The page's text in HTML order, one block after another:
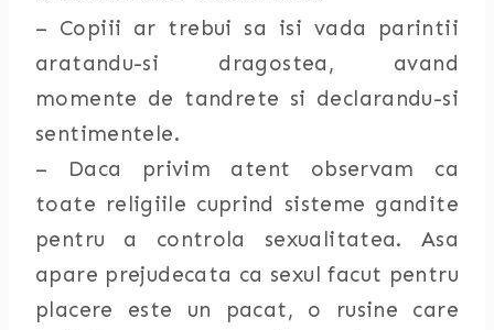
– Copiii ar trebui sa isi vada parintii
aratandu-si dragostea, avand
momente de tandrete si declarandu-si
sentimentele.
– Daca privim atent observam ca
toate religiile cuprind sisteme gandite
pentru a controla sexualitatea. Asa
apare prejudecata ca sexul facut pentru
placere este un pacat, o rusine care